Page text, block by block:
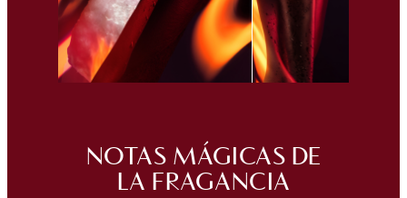
NOTAS MÁGICAS DE
LA FRAGANCIA